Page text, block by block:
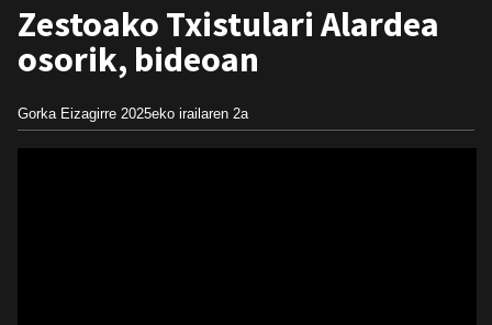
Zestoako Txistulari Alardea
osorik, bideoan
Gorka Eizagirre 2025eko irailaren 2a